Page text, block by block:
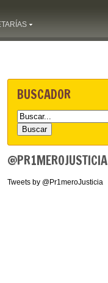
BUSCADOR
@PR1MEROJUSTICIA
Tweets by @Pr1meroJusticia